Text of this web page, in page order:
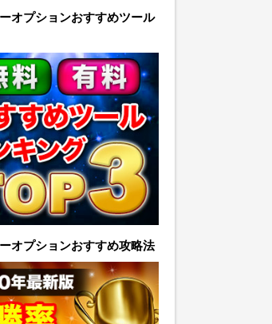
オプションおすすめツール
オプションおすすめ攻略法